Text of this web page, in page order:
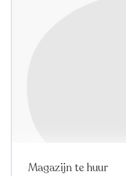
Magazijn te huur